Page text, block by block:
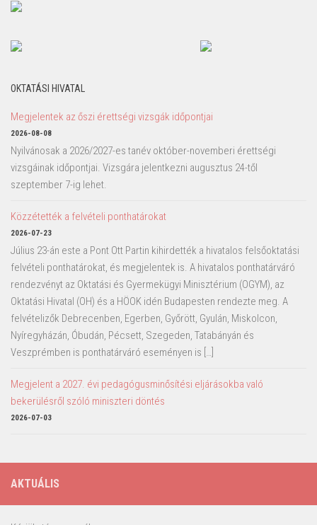
OKTATÁSI HIVATAL
Megjelentek az őszi érettségi vizsgák időpontjai
2026-08-08
Nyilvánosak a 2026/2027-es tanév október-novemberi érettségi
vizsgáinak időpontjai. Vizsgára jelentkezni augusztus 24-től
szeptember 7-ig lehet.
Közzétették a felvételi ponthatárokat
2026-07-23
Július 23-án este a Pont Ott Partin kihirdették a hivatalos felsőoktatási
felvételi ponthatárokat, és megjelentek is. A hivatalos ponthatárváró
rendezvényt az Oktatási és Gyermekügyi Minisztérium (OGYM), az
Oktatási Hivatal (OH) és a HÖOK idén Budapesten rendezte meg. A
felvételizők Debrecenben, Egerben, Győrött, Gyulán, Miskolcon,
Nyíregyházán, Óbudán, Pécsett, Szegeden, Tatabányán és
Veszprémben is ponthatárváró eseményen is […]
Megjelent a 2027. évi pedagógusminősítési eljárásokba való
bekerülésről szóló miniszteri döntés
2026-07-03
AKTUÁLIS